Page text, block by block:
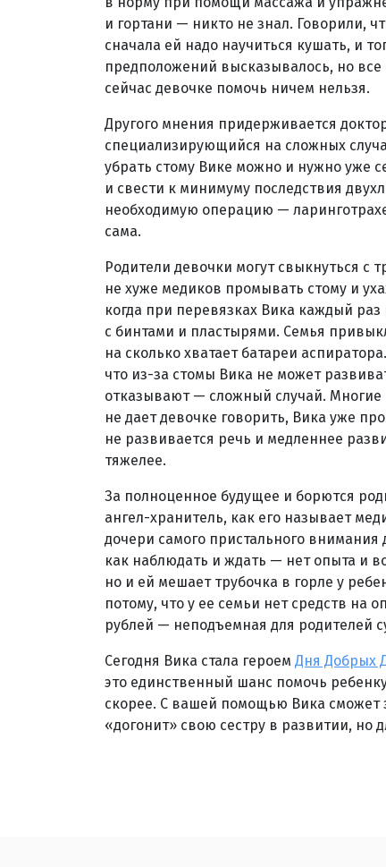
и гортани — никто не знал. Говорили,
сначала ей надо научиться кушать, и
предположений высказывалось, но
сейчас девочке помочь ничем нельзя.
Другого мнения придерживается
специализирующийся на сложных
убрать стому Вике можно и нужно уже
и свести к минимуму последствия
необходимую операцию —
сама.
Родители девочки могут свыкнуться с
не хуже медиков промывать стому и
когда при перевязках Вика каждый
с бинтами и пластырями. Семья
на сколько хватает батареи
что из-за стомы Вика не может
отказывают — сложный случай.
не дает девочке говорить, Вика уже
не развивается речь и медленнее
тяжелее.
За полноценное будущее и борются
ангел-хранитель, как его называет
дочери самого пристального внимания
как наблюдать и ждать — нет опыта и
но и ей мешает трубочка в горле у
потому, что у ее семьи нет средств на
рублей — неподъемная для родителей
Сегодня Вика стала героем Дня Добрых
это единственный шанс помочь
скорее. С вашей помощью Вика сможет
«догонит» свою сестру в развитии, но